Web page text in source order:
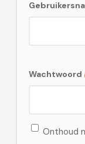
Wachtwoord
Onthoud